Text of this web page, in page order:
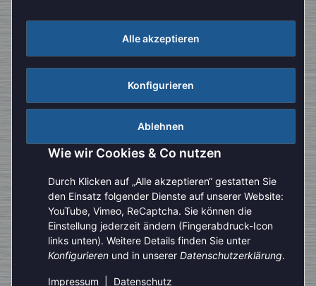
Alle akzeptieren
Konfigurieren
Ablehnen
Wie wir Cookies & Co nutzen
Durch Klicken auf „Alle akzeptieren“ gestatten Sie
den Einsatz folgender Dienste auf unserer Website:
YouTube, Vimeo, ReCaptcha. Sie können die
Einstellung jederzeit ändern (Fingerabdruck-Icon
links unten). Weitere Details finden Sie unter
Konfigurieren und in unserer Datenschutzerklärung.
Impressum Datenschutz
Aufgrund der Urlaubszeit kann es aktuell zu verlängerten
Bearbeitungszeiten kommen. Bitte beachten Sie außerdem,
eingeschränkt zur Verfügung steht. Vielen Dank für Ihre
Vertrag widerrufen